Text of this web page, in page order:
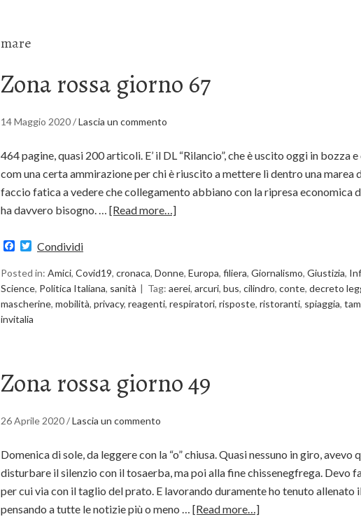
mare
Zona rossa giorno 67
14 Maggio 2020/Lascia un commento
464 pagine, quasi 200 articoli. E’ il DL “Rilancio”, che è uscito oggi in bozza
com una certa ammirazione per chi è riuscito a mettere lì dentro una marea
faccio fatica a vedere che collegamento abbiano con la ripresa economica
ha davvero bisogno. … [Read more…]
Facebook
Twitter
Condividi
Posted in: Amici, Covid19, cronaca, Donne, Europa, filiera, Giornalismo, Giustizia,
Science, Politica Italiana, sanità Tag: aerei, arcuri, bus, cilindro, conte, decreto
mascherine, mobilità, privacy, reagenti, respiratori, risposte, ristoranti, spiaggia,
invitalia
Zona rossa giorno 49
26 Aprile 2020/Lascia un commento
Domenica di sole, da leggere con la “o” chiusa. Quasi nessuno in giro, avevo
disturbare il silenzio con il tosaerba, ma poi alla fine chissenegfrega. Devo
per cui via con il taglio del prato. E lavorando duramente ho tenuto allenato
pensando a tutte le notizie più o meno … [Read more…]